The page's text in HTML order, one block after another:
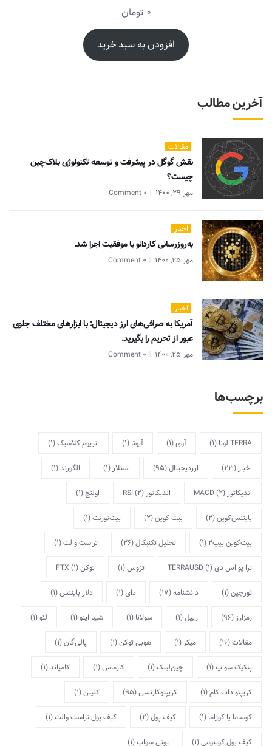
0 تومان
افزودن به سبد خرید
آخرین مطالب
مقالات
نقش گوگل در پیشرفت و توسعه تکنولوژی بلاک‌چین
چیست؟
مهر 29, 1400 0 Comment
اخبار
به‌روزرسانی کاردانو با موفقیت اجرا شد.
مهر 25, 1400 0 Comment
اخبار
آمریکا به صرافی‌های ارز دیجیتال: با ابزارهای مختلف جلوی
عبور از تحریم را بگیرید.
مهر 25, 1400 0 Comment
برچسب‌ها
TERRA لونا (1) آوی(1) آیوتا (1) اتریوم کلاسیک(1)
اخبار (23) ارزدیجیتال(95) استلار (1) الگورند(1)
اندیکاتور MACD (2) اندیکاتور RSI (2) اولنچ(1)
بایننس‌کوین(2) بیت کوین(2) بیت‌تورنت(1)
بیت‌کوین بیپ2 (1) تحلیل تکنیکال(26) تراست والت(1)
ترا یو اس دی TERRAUSD(1) تزوس(1) توکن FTX(1)
ثورچین(1) دانشنامه(17) دای(1) دلار بایننس(1)
رمزارز (96) ریپل(1) سولانا (1) شیبا اینو(1) لئو(1)
مقالات(16) میکر (1) هوبی توکن(1) پالی‌گان(1)
پنکیک سواپ(1) چین‌لینک(1) کازماس(1) کامپاند(1)
کریپتو دات کام(1) کریپتوکارنسی(95) کلیتن(1)
کوساما یا کوزاما (1) کیف پول(2) کیف پول تراست والت(1)
کیف پول کوینومی(1) یونی سواپ(1)